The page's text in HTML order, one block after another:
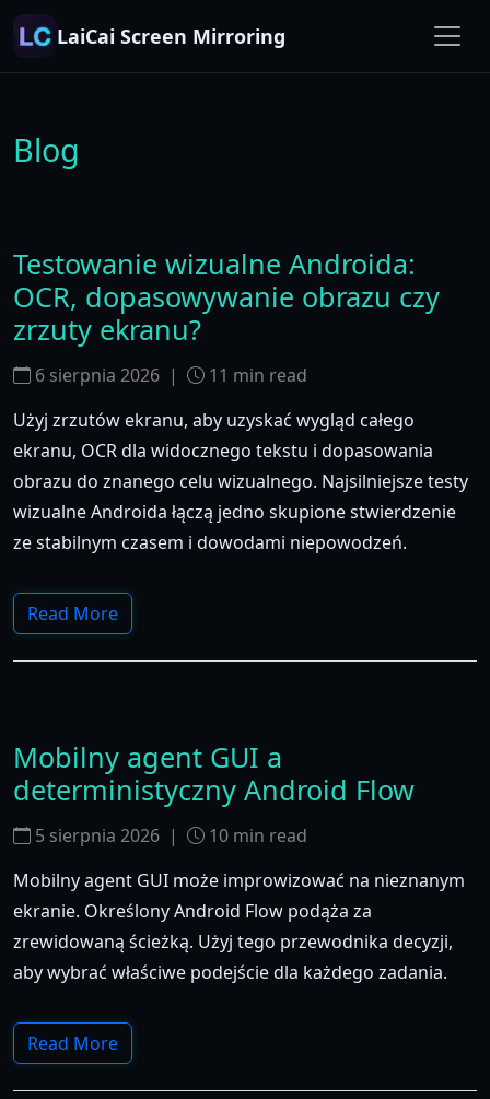
LaiCai Screen Mirroring
Blog
Testowanie wizualne Androida:
OCR, dopasowywanie obrazu czy
zrzuty ekranu?
6 sierpnia 2026 | 11 min read
Użyj zrzutów ekranu, aby uzyskać wygląd całego
ekranu, OCR dla widocznego tekstu i dopasowania
obrazu do znanego celu wizualnego. Najsilniejsze testy
wizualne Androida łączą jedno skupione stwierdzenie
ze stabilnym czasem i dowodami niepowodzeń.
Read More
Mobilny agent GUI a
deterministyczny Android Flow
5 sierpnia 2026 | 10 min read
Mobilny agent GUI może improwizować na nieznanym
ekranie. Określony Android Flow podąża za
zrewidowaną ścieżką. Użyj tego przewodnika decyzji,
aby wybrać właściwe podejście dla każdego zadania.
Read More